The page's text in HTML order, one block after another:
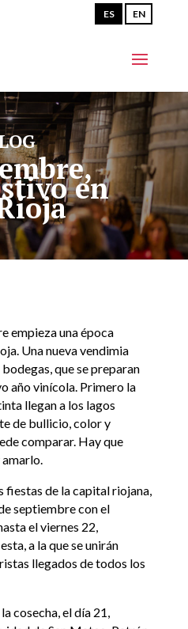
ES EN
en
empieza una época
Una nueva vendimia
que se preparan
año vinícola. Primero la
llegan a los lagos
de bullicio, color y
comparar. Hay que
fiestas de la capital riojana,
septiembre con el
el viernes 22,
a la que se unirán
llegados de todos los
cosecha, el día 21,